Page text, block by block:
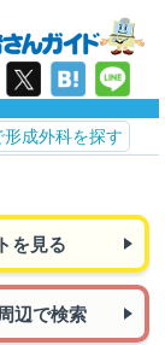
成外科を探す
を見る
辺で検索